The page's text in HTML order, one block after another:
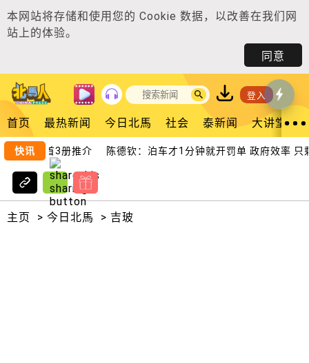
本网站将存储和使用您的 Cookie 数据，以改善在我们网
站上的体验。
同意
登入
首页 最热新闻 今日北馬 社会 泰新闻 大讲堂
快讯
图》首3册推介 陈德钦：泊车才1分钟就开罚单 政府效率 只剩
主页 > 今日北馬 > 吉玻